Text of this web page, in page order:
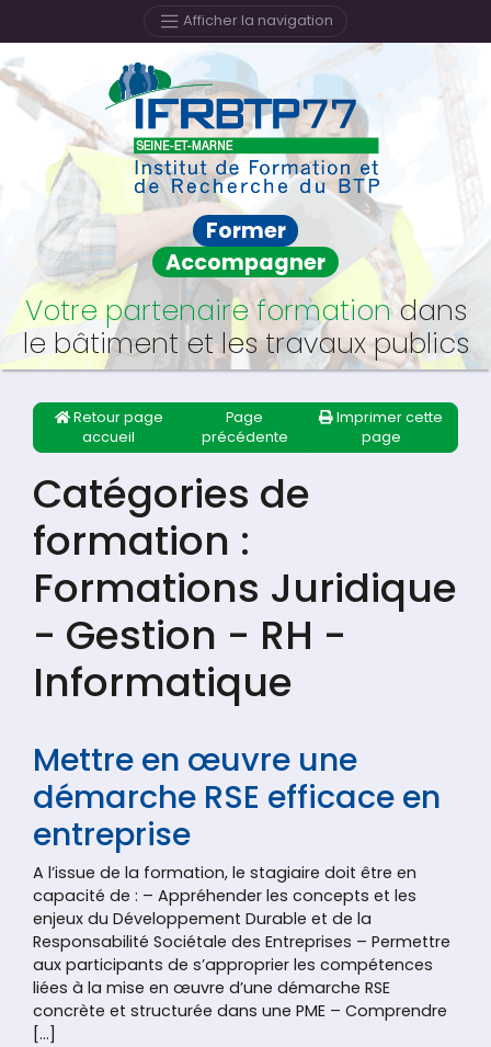
Afficher la navigation
Former
Accompagner
Votre partenaire formationdans
le bâtiment et les travaux publics
Retour page
accueil
Page
précédente
Imprimer cette
page
Catégories de
formation :
Formations Juridique
- Gestion - RH -
Informatique
Mettre en œuvre une
démarche RSE efficace en
entreprise
A l’issue de la formation, le stagiaire doit être en
capacité de : – Appréhender les concepts et les
enjeux du Développement Durable et de la
Responsabilité Sociétale des Entreprises – Permettre
aux participants de s’approprier les compétences
liées à la mise en œuvre d’une démarche RSE
concrète et structurée dans une PME – Comprendre
[…]